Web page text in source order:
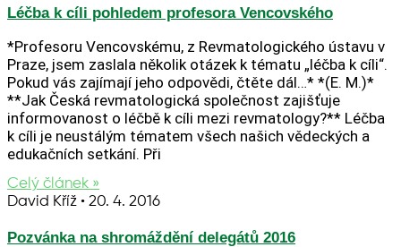
Léčba k cíli pohledem profesora Vencovského
*Profesoru Vencovskému, z Revmatologického ústavu v
Praze, jsem zaslala několik otázek k tématu „léčba k cíli“.
Pokud vás zajímají jeho odpovědi, čtěte dál…* *(E. M.)*
**Jak Česká revmatologická společnost zajišťuje
informovanost o léčbě k cíli mezi revmatology?** Léčba
k cíli je neustálým tématem všech našich vědeckých a
edukačních setkání. Při
Celý článek »
David Kříž
20. 4. 2016
Pozvánka na shromáždění delegátů 2016